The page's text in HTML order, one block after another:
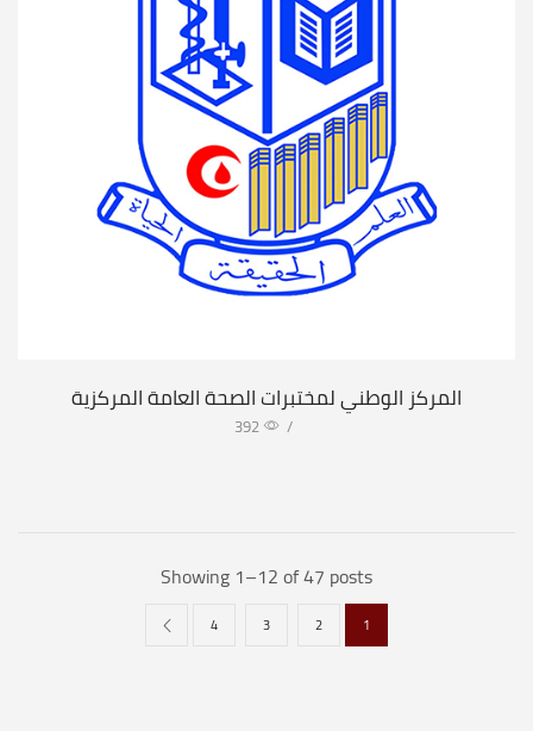
المركز الوطني لمختبرات الصحة العامة المركزية
/
392
Showing 1–12 of 47 posts
1
2
3
4